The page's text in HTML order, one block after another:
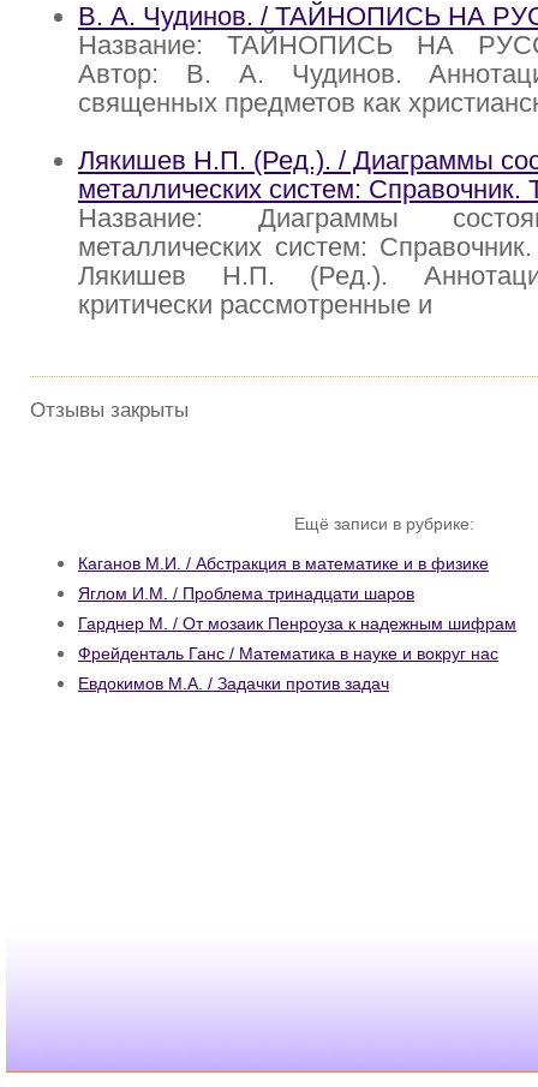
В. А. Чудинов. / ТАЙНОПИСЬ НА
Название: ТАЙНОПИСЬ НА
Автор: В. А. Чудинов.
священных предметов как
Лякишев Н.П. (Ред.). / Диаграммы
металлических систем: Справочник.
Название: Диаграммы
металлических систем:
Лякишев Н.П. (Ред.).
критически рассмотренные и
Отзывы закрыты
Ещё записи в рубрике:
Каганов М.И. / Абстракция в математике и в физике
Яглом И.М. / Проблема тринадцати шаров
Гарднер М. / От мозаик Пенроуза к надежным шифрам
Фрейденталь Ганс / Математика в науке и вокруг нас
Евдокимов М.А. / Задачки против задач